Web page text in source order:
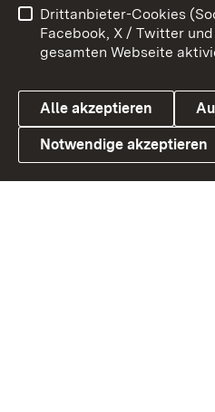
Link zum Landesportal
Benutzungshinweise
Datenschutz
Drittanbieter-Cookies
Facebook, X / Twitter
gesamten Webseite
Alle akzeptieren
Notwendige akzeptieren